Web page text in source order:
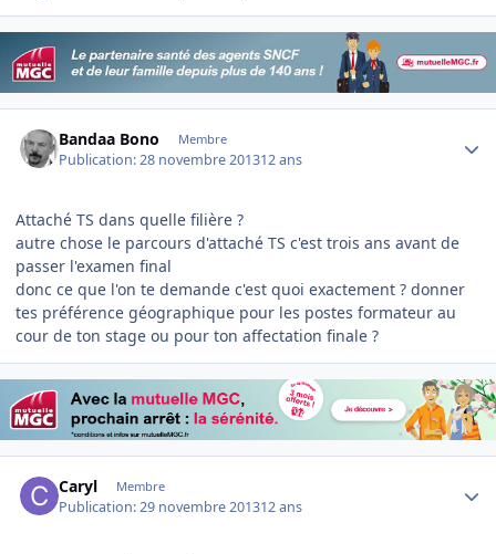
Bandaa Bono Membre
Publication:28 novembre 201312 ans
Attaché TS dans quelle filière ?
autre chose le parcours d'attaché TS c'est trois ans avant de
passer l'examen final
donc ce que l'on te demande c'est quoi exactement ? donner
tes préférence géographique pour les postes formateur au
cour de ton stage ou pour ton affectation finale ?
Caryl Membre
Publication:29 novembre 201312 ans